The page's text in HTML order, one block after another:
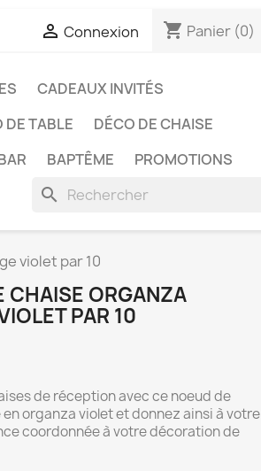
 Connexion shopping_cart Panier (0)
CADEAUX INVITÉS
DE TABLE
DÉCO DE CHAISE
BAPTÊME PROMOTIONS
search
violet par 10
CHAISE ORGANZA
PAR 10
de réception avec ce noeud de
organza violet et donnez ainsi à votre
coordonnée à votre décoration de